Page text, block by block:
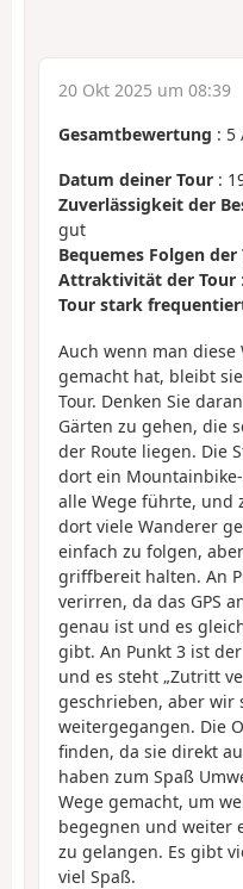
20 Okt 2025 um 08:39
Gesamtbewertung : 5
Datum deiner Tour :
Zuverlässigkeit der
gut
Bequemes Folgen der
Attraktivität der Tour
Tour stark
Auch wenn man
gemacht hat, bleibt
Tour. Denken Sie
Gärten zu gehen, die
der Route liegen. Die
dort ein
alle Wege führte, und
dort viele Wanderer
einfach zu folgen,
griffbereit halten. An
verirren, da das GPS
genau ist und es
gibt. An Punkt 3 ist
und es steht „Zutritt
geschrieben, aber wir
weitergegangen. Die
finden, da sie direkt
haben zum Spaß
Wege gemacht, um
begegnen und weiter
zu gelangen. Es gibt
viel Spaß.